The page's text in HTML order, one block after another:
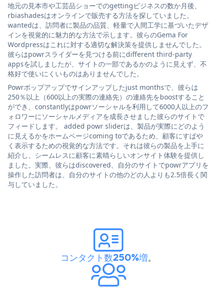
地元の見本市や工芸品ショーでのgettingビジネスの数か月後、
rbiashadesはオンラインで販売する方法を探していました。
wantedは、訪問者に製品の品質、軽量で人間工学に基づいたデザ
インを視覚的に魅力的な方法で示します。彼らのGema For
Wordpressはこれに対する適切な解決策を提供しませんでした。
彼らはpowrスライダーを見つける前にdifferent third-party
appsを試しましたが、サイトの一部であるかのように見えず、不
格好で使いにくいものはありませんでした。
Powrポップアップでサインアップしたjust monthsで、彼らは
250％以上（600以上の実際の連絡先）の連絡先をboostすること
ができ、constantlyはpowrソーシャルを利用して6000人以上のフ
ォロワーにソーシャルメディアを成長させました彼らのサイトで
フィードします。 added powr sliderは、製品が実際にどのよう
に見えるかをホームページcoming toであるため、顧客にすばや
く表示するための視覚的な方法です。それは彼らの製品を上手に
紹介し、シームレスに顧客に素晴らしいオンサイト体験を提供し
ました。実際、彼らはdiscovered、自分のサイトでpowrアプリを
操作した訪問者は、自分のサイトの他のどの人よりも2.5倍長く関
与していました。
コンタクト数250%増。